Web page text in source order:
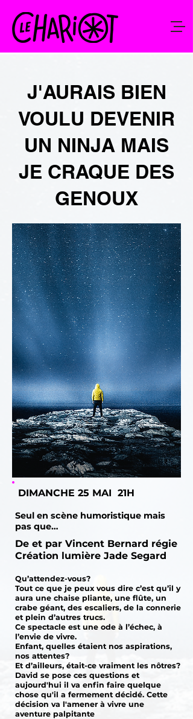
J'AURAIS BIEN
VOULU DEVENIR
UN NINJA MAIS
JE CRAQUE DES
GENOUX
DIMANCHE 25 MAI 21H
Seul en scène humoristique mais
pas que…
De et par Vincent Bernard régie
Création lumière Jade Segard
Qu’attendez-vous?
Tout ce que je peux vous dire c’est qu’il y
aura une chaise pliante, une flûte, un
crabe géant, des escaliers, de la connerie
et plein d’autres trucs.
Ce spectacle est une ode à l’échec, à
l’envie de vivre.
Enfant, quelles étaient nos aspirations,
nos attentes?
Et d’ailleurs, était-ce vraiment les nôtres?
David se pose ces questions et
aujourd'hui il va enfin faire quelque
chose qu'il a fermement décidé. Cette
décision va l'amener à vivre une
aventure palpitante